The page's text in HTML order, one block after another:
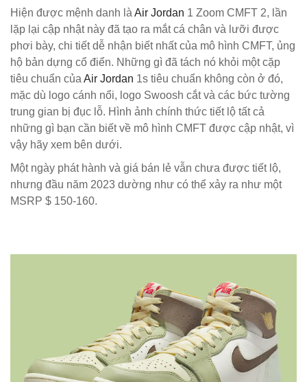
Hiện được mệnh danh là Air Jordan 1 Zoom CMFT 2, lần
lặp lại cập nhật này đã tạo ra mắt cá chân và lưỡi được
phơi bày, chi tiết dễ nhận biết nhất của mô hình CMFT, ủng
hộ bản dựng cổ điển. Những gì đã tách nó khỏi một cặp
tiêu chuẩn của Air Jordan 1s tiêu chuẩn không còn ở đó,
mặc dù logo cánh nổi, logo Swoosh cắt và các bức tường
trung gian bị đục lỗ. Hình ảnh chính thức tiết lộ tất cả
những gì bạn cần biết về mô hình CMFT được cập nhật, vì
vậy hãy xem bên dưới.
Một ngày phát hành và giá bán lẻ vẫn chưa được tiết lộ,
nhưng đầu năm 2023 dường như có thể xảy ra như một
MSRP $ 150-160.